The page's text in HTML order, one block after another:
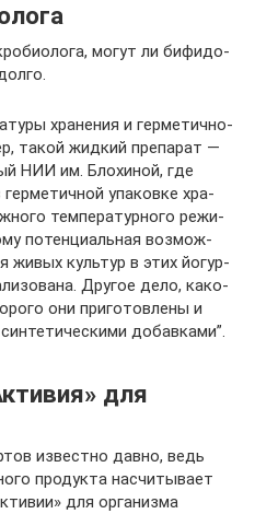
могут ли бифи­до-
хра­не­ния и гер­ме­тич­но­
такой жид­кий пре­па­рат —
НИИ им. Бло­хи­ной, где
упа­ков­ке хра­
тем­пе­ра­тур­но­го режи­
потен­ци­аль­ная воз­мож­
живых куль­тур в этих йогур­
Дру­гое дело, како­
они при­го­тов­ле­ны и
добавками”.
для
известно давно, ведь
продукта насчитывает
для организма